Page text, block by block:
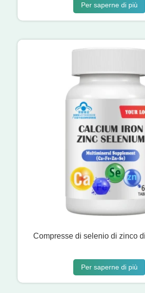
Per saperne di più
Compresse di selenio di zinco
Per saperne di più